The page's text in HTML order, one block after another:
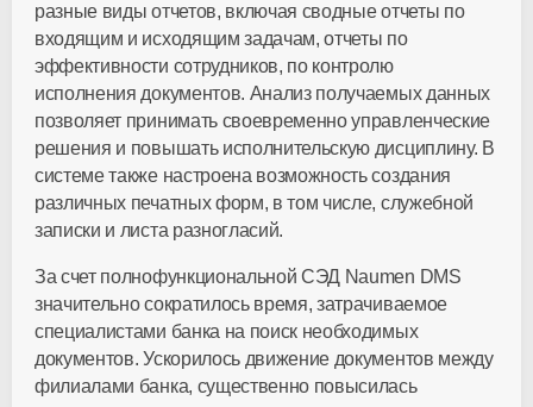
разные виды отчетов, включая сводные отчеты по
входящим и исходящим задачам, отчеты по
эффективности сотрудников, по контролю
исполнения документов. Анализ получаемых данных
позволяет принимать своевременно управленческие
решения и повышать исполнительскую дисциплину. В
системе также настроена возможность создания
различных печатных форм, в том числе, служебной
записки и листа разногласий.
За счет полнофункциональной СЭД Naumen DMS
значительно сократилось время, затрачиваемое
специалистами банка на поиск необходимых
документов. Ускорилось движение документов между
филиалами банка, существенно повысилась